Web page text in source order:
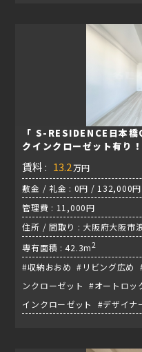
「 S-RESIDENCE日本
クインクローゼット有り！
賃料 : 13.2万円
敷金 / 礼金 : 0円 / 132,000円
管理費 : 11,000円
住所 / 間取り : 大阪府大阪市
専有面積 : 42.3m2
#収納おおめ #リビング広め
ンクローゼット #オートロ
インクローゼット #デザイナ